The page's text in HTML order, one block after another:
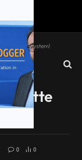
bitte mit System!
bitte
0 0